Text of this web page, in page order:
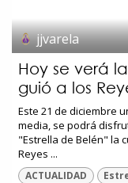
jjvarela
Hoy se verá
guió a los
Este 21 de diciembre
media, se podrá
"Estrella de Belén" la
Reyes ...
ACTUALIDAD